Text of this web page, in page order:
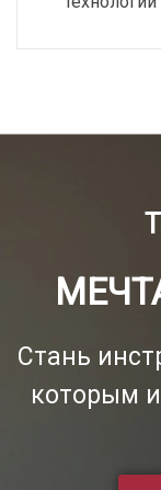
Стань
которым